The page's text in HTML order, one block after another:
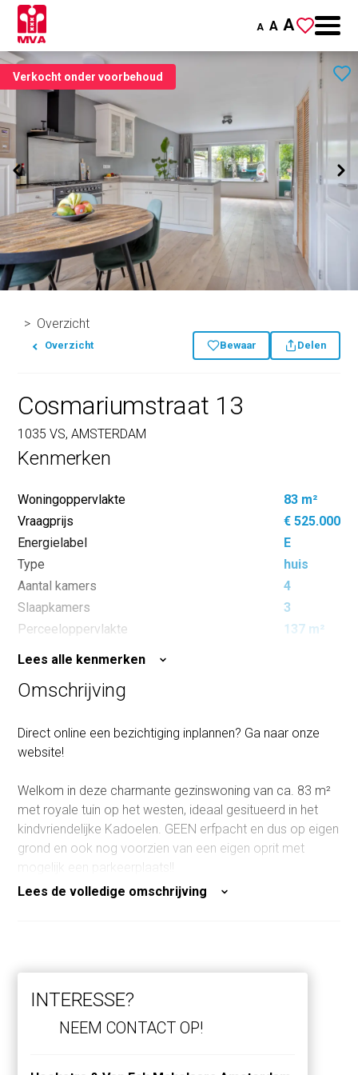
A A A
Verkocht onder voorbehoud
Overzicht
Overzicht Bewaar Delen
Cosmariumstraat 13
1035 VS, AMSTERDAM
Kenmerken
Woningoppervlakte
83 m²
Vraagprijs
€ 525.000
Energielabel
E
Type
huis
Aantal kamers
4
Slaapkamers
3
Perceeloppervlakte
137 m²
Inhoud
Lees alle kenmerken
Omschrijving
Direct online een bezichtiging inplannen? Ga naar onze
website!
Welkom in deze charmante gezinswoning van ca. 83 m²
met royale tuin op het westen, ideaal gesitueerd in het
kindvriendelijke Kadoelen. GEEN erfpacht en dus op eigen
grond en ook nog voorzien van een eigen oprit met
mogelijk een parkeerplaats!!
Zou je misschien nog willen opbouwen of eventueel willen
voorzien van een massief houten vloer met
vloerverwarming. Vanuit de woonkamer loop je zo de
Lees de volledige omschrijving
INTERESSE?
NEEM CONTACT OP!